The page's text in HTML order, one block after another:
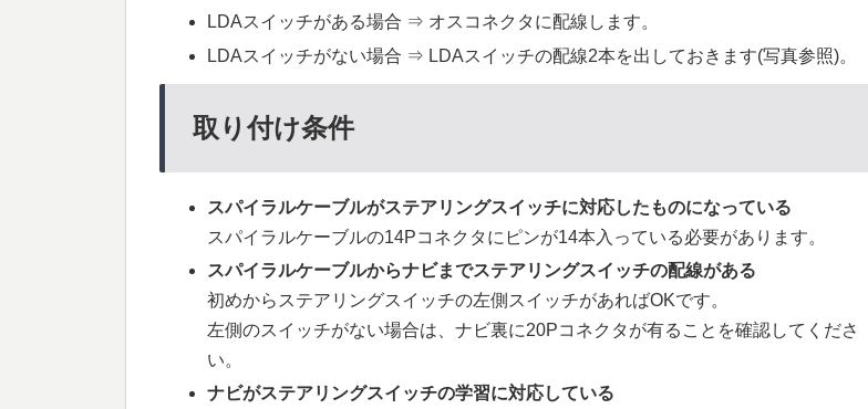
LDAスイッチがある場合 ⇒ オスコネクタに配線します。
LDAスイッチがない場合 ⇒ LDAスイッチの配線2本を出しておきます(写真参照)。
取り付け条件
スパイラルケーブルがステアリングスイッチに対応したものになっている
スパイラルケーブルの14Pコネクタにピンが14本入っている必要があります。
スパイラルケーブルからナビまでステアリングスイッチの配線がある
初めからステアリングスイッチの左側スイッチがあればOKです。
左側のスイッチがない場合は、ナビ裏に20Pコネクタが有ることを確認してくださ
い。
ナビがステアリングスイッチの学習に対応している